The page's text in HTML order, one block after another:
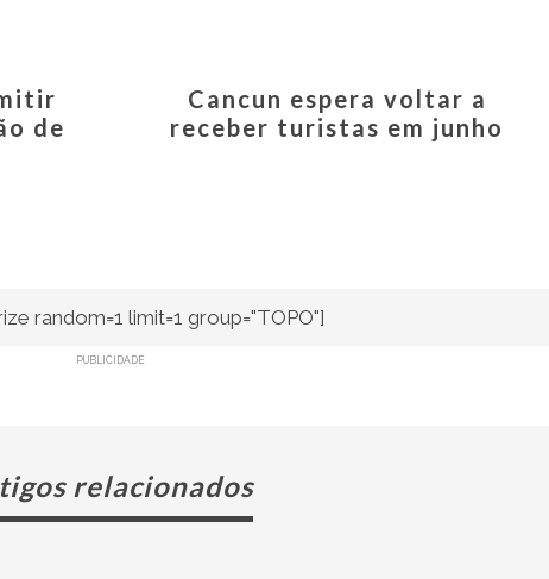
de
Cancun espera voltar a
receber turistas em junho
random=1 limit=1 group="TOPO"]
PUBLICIDADE
relacionados